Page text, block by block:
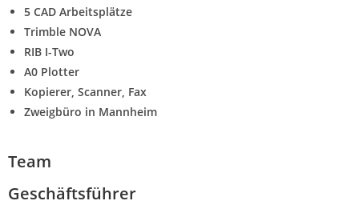
5 CAD Arbeitsplätze
Trimble NOVA
RIB I-Two
A0 Plotter
Kopierer, Scanner, Fax
Zweigbüro in Mannheim
Team
Geschäftsführer